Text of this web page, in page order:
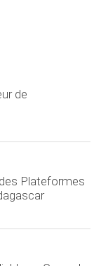
de
Plateformes